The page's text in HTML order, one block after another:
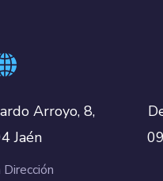
Arroyo, 8,
Jaén